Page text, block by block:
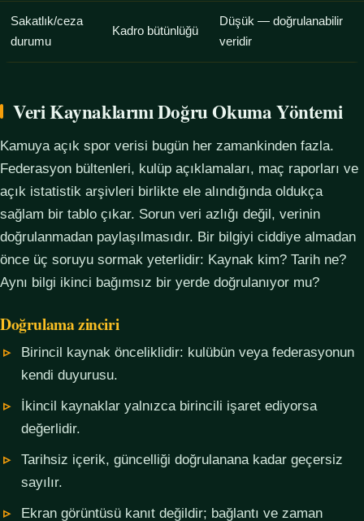
Sakatlık/ceza
durumu
Kadro bütünlüğü
Düşük — doğrulanabilir
veridir
Veri Kaynaklarını Doğru Okuma Yöntemi
Kamuya açık spor verisi bugün her zamankinden fazla.
Federasyon bültenleri, kulüp açıklamaları, maç raporları ve
açık istatistik arşivleri birlikte ele alındığında oldukça
sağlam bir tablo çıkar. Sorun veri azlığı değil, verinin
doğrulanmadan paylaşılmasıdır. Bir bilgiyi ciddiye almadan
önce üç soruyu sormak yeterlidir: Kaynak kim? Tarih ne?
Aynı bilgi ikinci bağımsız bir yerde doğrulanıyor mu?
Doğrulama zinciri
Birincil kaynak önceliklidir: kulübün veya federasyonun
kendi duyurusu.
İkincil kaynaklar yalnızca birincili işaret ediyorsa
değerlidir.
Tarihsiz içerik, güncelliği doğrulanana kadar geçersiz
sayılır.
Ekran görüntüsü kanıt değildir; bağlantı ve zaman